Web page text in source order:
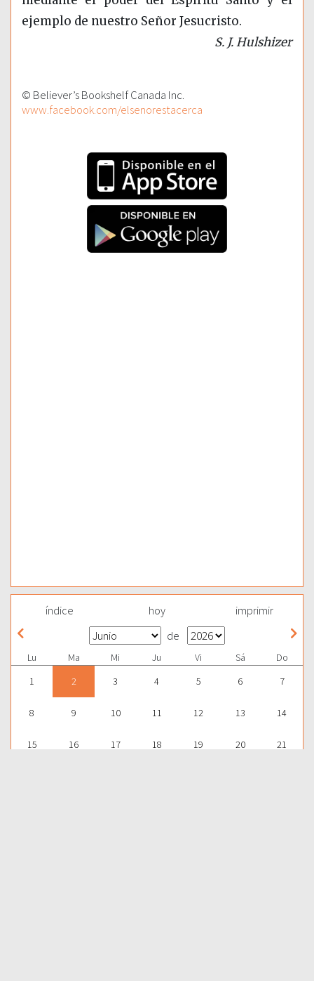
ejemplo de nuestro Señor Jesucristo.
S. J. Hulshizer
© Believer’s Bookshelf Canada Inc.
www.facebook.com/elsenorestacerca
índice hoy imprimir
de
Lu Ma Mi Ju Vi Sá
Do
1
2 3 4 5 6 7
8 9 10 11 12 13 14
15 16 17 18 19 20 21